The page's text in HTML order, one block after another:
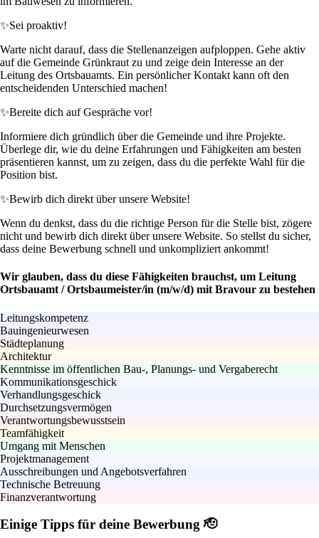
✨Sei proaktiv!
Warte nicht darauf, dass die Stellenanzeigen aufploppen. Gehe aktiv
auf die Gemeinde Grünkraut zu und zeige dein Interesse an der
Leitung des Ortsbauamts. Ein persönlicher Kontakt kann oft den
entscheidenden Unterschied machen!
✨Bereite dich auf Gespräche vor!
Informiere dich gründlich über die Gemeinde und ihre Projekte.
Überlege dir, wie du deine Erfahrungen und Fähigkeiten am besten
präsentieren kannst, um zu zeigen, dass du die perfekte Wahl für die
Position bist.
✨Bewirb dich direkt über unsere Website!
Wenn du denkst, dass du die richtige Person für die Stelle bist, zögere
nicht und bewirb dich direkt über unsere Website. So stellst du sicher,
dass deine Bewerbung schnell und unkompliziert ankommt!
Wir glauben, dass du diese Fähigkeiten brauchst, um Leitung
Ortsbauamt / Ortsbaumeister/in (m/w/d) mit Bravour zu bestehen
Leitungskompetenz
Bauingenieurwesen
Städteplanung
Architektur
Kenntnisse im öffentlichen Bau-, Planungs- und Vergaberecht
Kommunikationsgeschick
Verhandlungsgeschick
Durchsetzungsvermögen
Verantwortungsbewusstsein
Teamfähigkeit
Umgang mit Menschen
Projektmanagement
Ausschreibungen und Angebotsverfahren
Technische Betreuung
Finanzverantwortung
Einige Tipps für deine Bewerbung 🫡